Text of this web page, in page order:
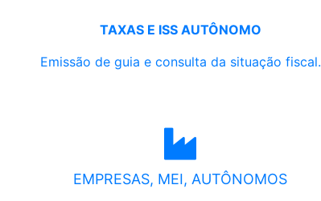
TAXAS E ISS AUTÔNOMO
Emissão de guia e consulta da situação fiscal.
EMPRESAS, MEI, AUTÔNOMOS